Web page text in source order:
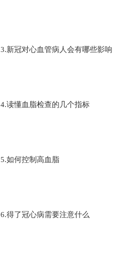
3.新冠对心血管病人会有哪些影响
4.读懂血脂检查的几个指标
5.如何控制高血脂
6.得了冠心病需要注意什么